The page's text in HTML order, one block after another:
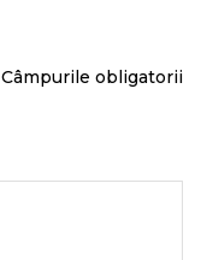
Câmpurile obligatorii